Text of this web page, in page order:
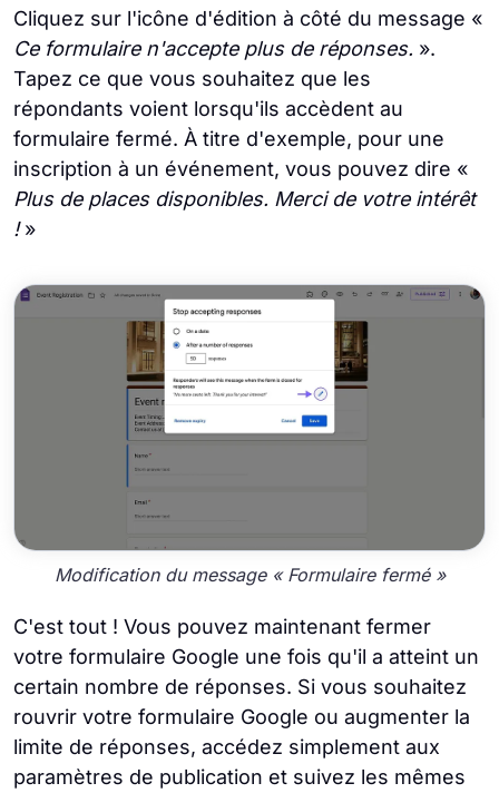
Cliquez sur l'icône d'édition à côté du message «
Ce formulaire n'accepte plus de réponses. ».
Tapez ce que vous souhaitez que les
répondants voient lorsqu'ils accèdent au
formulaire fermé. À titre d'exemple, pour une
inscription à un événement, vous pouvez dire «
Plus de places disponibles. Merci de votre intérêt
!»
Modification du message « Formulaire fermé »
C'est tout ! Vous pouvez maintenant fermer
votre formulaire Google une fois qu'il a atteint un
certain nombre de réponses. Si vous souhaitez
rouvrir votre formulaire Google ou augmenter la
limite de réponses, accédez simplement aux
paramètres de publication et suivez les mêmes